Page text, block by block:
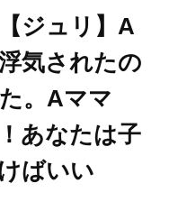
ジュリ】A
気されたの
。Aママ
あなたは子
ばいい